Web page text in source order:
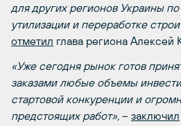
для других регионов Украины
утилизации и переработке
отметил глава региона Алексей
«Уже сегодня рынок готов
заказами любые объемы
стартовой конкуренции и
предстоящих работ», – заключил